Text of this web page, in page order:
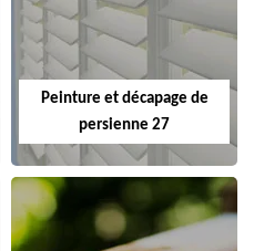
Peinture et décapage de
persienne 27